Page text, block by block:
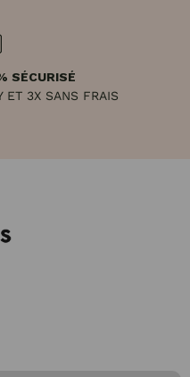
SÉCURISÉ
ET 3X SANS FRAIS